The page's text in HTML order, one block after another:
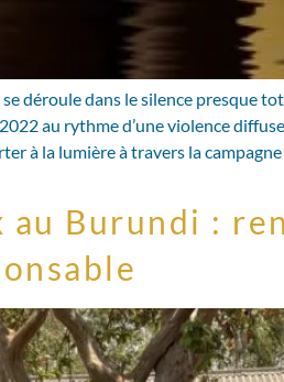
déroule dans le silence presque
au rythme d’une violence
à la lumière à travers la campagne
au Burundi :